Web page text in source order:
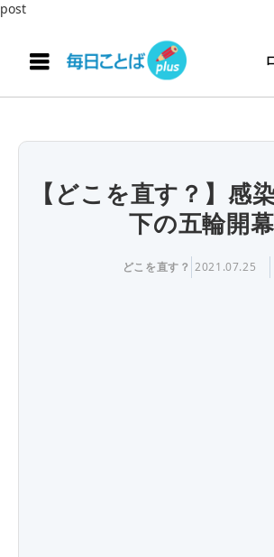
post
【どこを直す？】感
下の五輪開幕
どこを直す？ 2021.07.25